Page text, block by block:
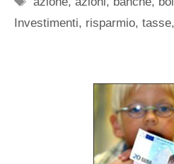
Investimenti, risparmio, tasse,